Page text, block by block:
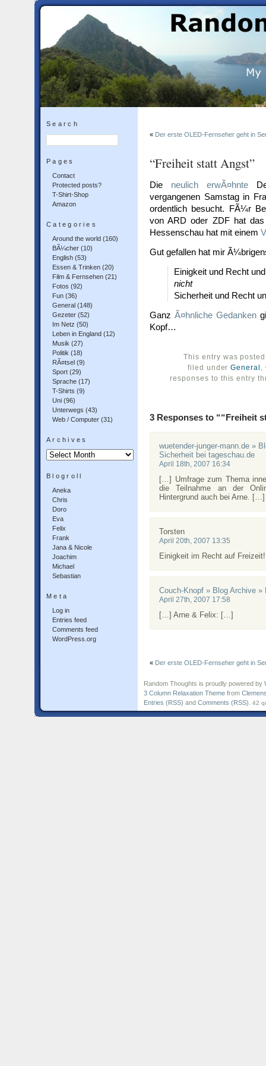
Search
Pages
Contact
Protected posts?
T-Shirt-Shop
Amazon
Categories
Around the world (160)
BÃ¼cher (10)
English (53)
Essen & Trinken (20)
Film & Fernsehen (21)
Fotos (92)
Fun (36)
General (148)
Gezeter (52)
Im Netz (50)
Leben in England (12)
Musik (27)
Politik (18)
RÃ¤tsel (9)
Sport (29)
Sprache (17)
T-Shirts (9)
Uni (96)
Unterwegs (43)
Web / Computer (31)
Archives
Archives
Blogroll
Aneka
Chris
Doro
Eva
Felix
Frank
Jana & Nicole
Joachim
Michael
Sebastian
Meta
Log in
Entries feed
Comments feed
WordPress.org
« Der erste OLED-Fernseher geht in
“Freiheit statt Angst”
Die neulich erwÃ¤hnte
vergangenen Samstag in
ordentlich besucht. FÃ¼r
von ARD oder ZDF hat
Hessenschau hat mit einem
Gut gefallen hat mir
Einigkeit und Recht
nicht
Sicherheit und Recht
GanzÃ¤hnliche Gedanken
Kopf…
This entry was
filed underGeneral ,
responses to this entry
3 Responses to ““Freiheit
wuetender-junger-mann.de »
Sicherheit bei tageschau.de
April 18th, 2007 16:34
[…] Umfrage zum Thema
die Teilnahme an der
Hintergrund auch bei Arne. […]
Torsten
April 20th, 2007 13:35
Einigkeit im Recht auf Freizeit!
Couch-Knopf » Blog Archive
April 27th, 2007 17:58
[…] Arne & Felix: […]
« Der erste OLED-Fernseher geht in
Random Thoughts is proudly powered by
3 Column Relaxation Theme from
Entries (RSS) and Comments (RSS) 42